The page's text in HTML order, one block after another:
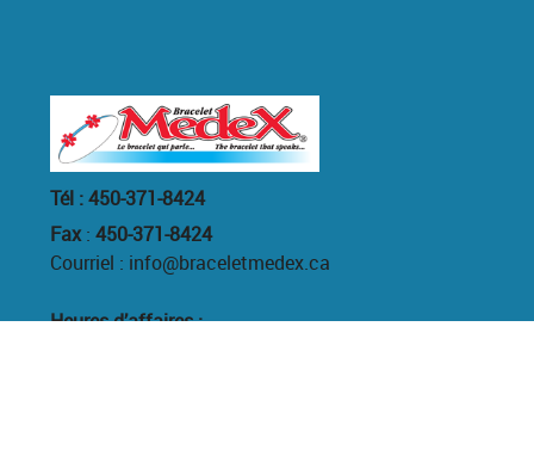
Tél : 450-371-8424
Fax: 450-371-8424
Courriel : info@braceletmedex.ca
Heures d’affaires :